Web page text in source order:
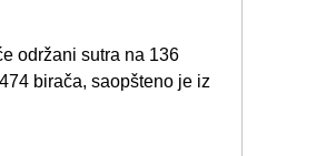
održani sutra na 136
birača, saopšteno je iz